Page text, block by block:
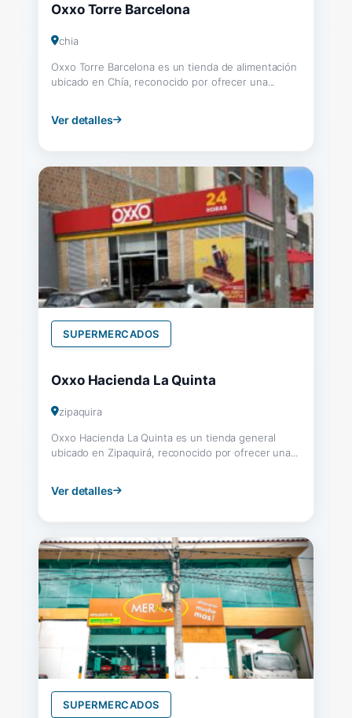
Oxxo Torre Barcelona
chia
Oxxo Torre Barcelona es un tienda de alimentación
ubicado en Chía, reconocido por ofrecer una...
Ver detalles
SUPERMERCADOS
Oxxo Hacienda La Quinta
zipaquira
Oxxo Hacienda La Quinta es un tienda general
ubicado en Zipaquirá, reconocido por ofrecer una...
Ver detalles
SUPERMERCADOS